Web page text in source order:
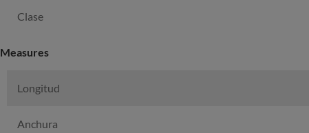
Clase
Measures
Longitud
Anchura